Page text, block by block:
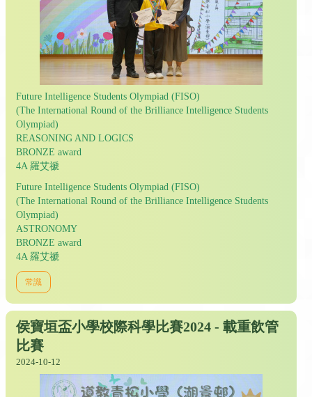
Future Intelligence Students Olympiad (FISO)
(The International Round of the Brilliance Intelligence Students
Olympiad)
REASONING AND LOGICS
BRONZE award
4A 羅艾禠
Future Intelligence Students Olympiad (FISO)
(The International Round of the Brilliance Intelligence Students
Olympiad)
ASTRONOMY
BRONZE award
4A 羅艾禠
常識
侯寶垣盃小學校際科學比賽2024 - 載重飲管
比賽
2024-10-12